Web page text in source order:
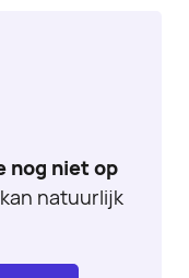
nog niet op
natuurlijk